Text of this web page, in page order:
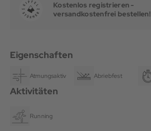
Kostenlos registrieren -
versandkostenfrei bestellen!
Eigenschaften
Atmungsaktiv Abriebfest
Aktivitäten
Running